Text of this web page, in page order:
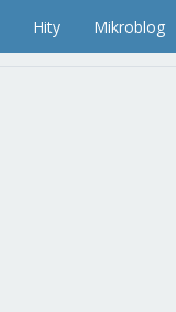
Hity Mikroblog